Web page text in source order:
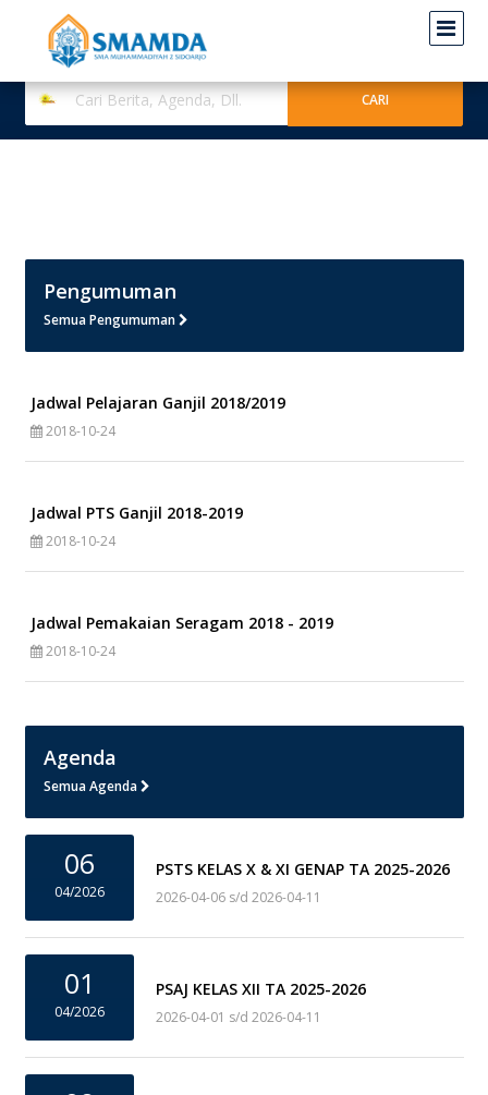
Pengumuman
Semua Pengumuman
Jadwal Pelajaran Ganjil 2018/2019
2018-10-24
Jadwal PTS Ganjil 2018-2019
2018-10-24
Jadwal Pemakaian Seragam 2018 - 2019
2018-10-24
Agenda
Semua Agenda
06
04/2026
PSTS KELAS X & XI GENAP TA 2025-2026
2026-04-06 s/d 2026-04-11
01
04/2026
PSAJ KELAS XII TA 2025-2026
2026-04-01 s/d 2026-04-11